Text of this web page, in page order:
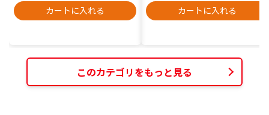
カートに入れる カートに入れる
このカテゴリをもっと見る